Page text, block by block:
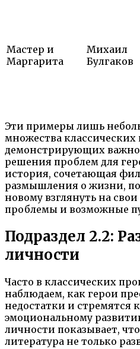
Мастер и
Маргарита
Михаил
Булгаков
Эти примеры лишь
множества классических
демонстрирующих
решения проблем для
история, сочетающая
размышления о жизни,
новому взглянуть на
проблемы и возможные
Подраздел 2.2:
личности
Часто в классических
наблюдаем, как герои
недостатки и стремятся
эмоциональному
личности показывает,
литература не только